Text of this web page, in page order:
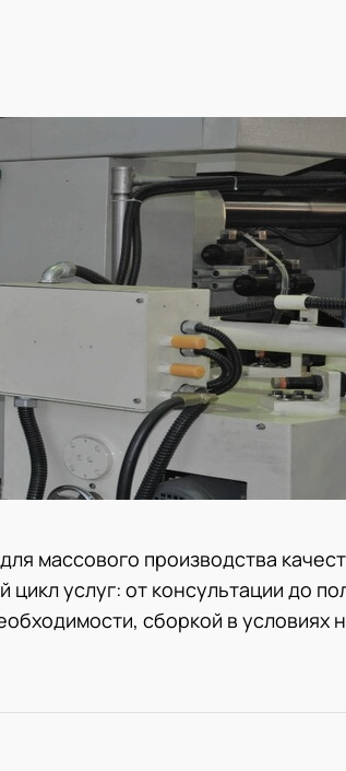
массового производства
услуг: от консультации до
сборкой в условиях